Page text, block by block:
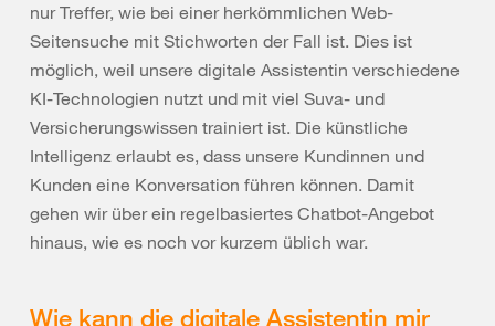
nur Treffer, wie bei einer herkömmlichen Web-
Seitensuche mit Stichworten der Fall ist. Dies ist
möglich, weil unsere digitale Assistentin verschiedene
KI-Technologien nutzt und mit viel Suva- und
Versicherungswissen trainiert ist. Die künstliche
Intelligenz erlaubt es, dass unsere Kundinnen und
Kunden eine Konversation führen können. Damit
gehen wir über ein regelbasiertes Chatbot-Angebot
hinaus, wie es noch vor kurzem üblich war.
Wie kann die digitale Assistentin mir